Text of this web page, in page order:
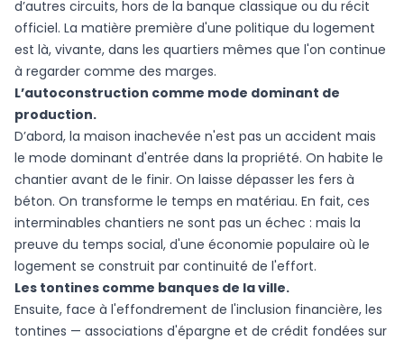
d’autres circuits, hors de la banque classique ou du récit
officiel. La matière première d'une politique du logement
est là, vivante, dans les quartiers mêmes que l'on continue
à regarder comme des marges.
L’autoconstruction comme mode dominant de
production.
D’abord, la maison inachevée n'est pas un accident mais
le mode dominant d'entrée dans la propriété. On habite le
chantier avant de le finir. On laisse dépasser les fers à
béton. On transforme le temps en matériau. En fait, ces
interminables chantiers ne sont pas un échec : mais la
preuve du temps social, d'une économie populaire où le
logement se construit par continuité de l'effort.
Les tontines comme banques de la ville.
Ensuite, face à l'effondrement de l'inclusion financière, les
tontines — associations d'épargne et de crédit fondées sur